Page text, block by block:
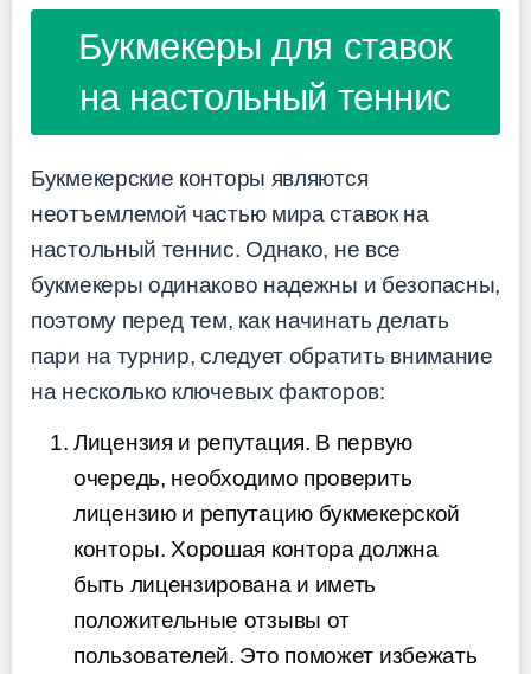
Букмекеры для ставок
на настольный теннис
Букмекерские конторы являются
неотъемлемой частью мира ставок на
настольный теннис. Однако, не все
букмекеры одинаково надежны и безопасны,
поэтому перед тем, как начинать делать
пари на турнир, следует обратить внимание
на несколько ключевых факторов:
Лицензия и репутация. В первую
очередь, необходимо проверить
лицензию и репутацию букмекерской
конторы. Хорошая контора должна
быть лицензирована и иметь
положительные отзывы от
пользователей. Это поможет избежать